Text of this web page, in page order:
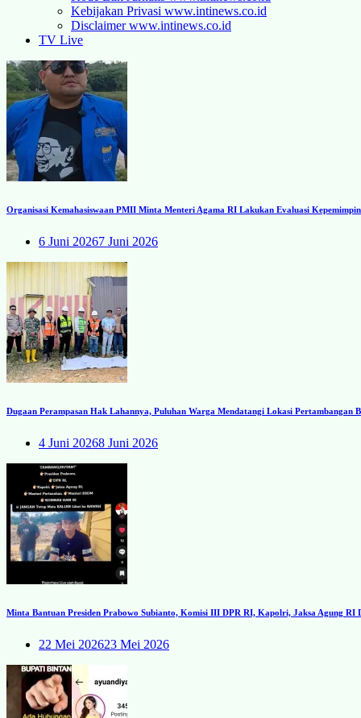
Kebijakan Privasi www.intinews.co.id
Disclaimer www.intinews.co.id
TV Live
Organisasi Kemahasiswaan PMII Minta Menteri Agama RI Lakukan Evaluasi
6 Juni 20267 Juni 2026
Dugaan Perampasan Hak Lahannya, Puluhan Warga Mendatangi Lokasi Pertambangan
4 Juni 20268 Juni 2026
Minta Bantuan Presiden Prabowo Subianto, Komisi III DPR RI, Kapolri, Jaksa Agung
22 Mei 202623 Mei 2026